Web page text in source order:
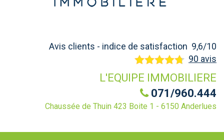
Avis clients - indice de satisfaction 9,6/10
90 avis
L'EQUIPE IMMOBILIERE
071/960.444
Chaussée de Thuin 423 Boite 1 - 6150 Anderlues